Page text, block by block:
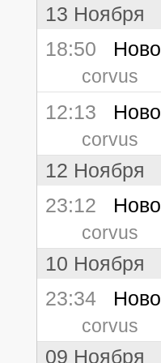
13 Ноября
18:50
corvus
12:13
corvus
12 Ноября
23:12
corvus
10 Ноября
23:34
corvus
09 Ноября